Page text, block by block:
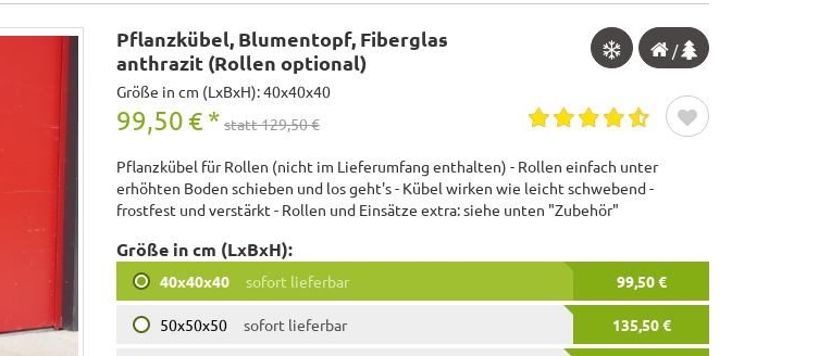
Pflanzkübel, Blumentopf, Fiberglas
anthrazit (Rollen optional)
Größe in cm (LxBxH): 40x40x40
/
99,50 € * statt 129,50 €
Pflanzkübel für Rollen (nicht im Lieferumfang enthalten) - Rollen einfach unter
erhöhten Boden schieben und los geht's - Kübel wirken wie leicht schwebend -
frostfest und verstärkt - Rollen und Einsätze extra: siehe unten "Zubehör"
Größe in cm (LxBxH):
40x40x40 99,50 €
sofort lieferbar
50x50x50 135,50 €
sofort lieferbar